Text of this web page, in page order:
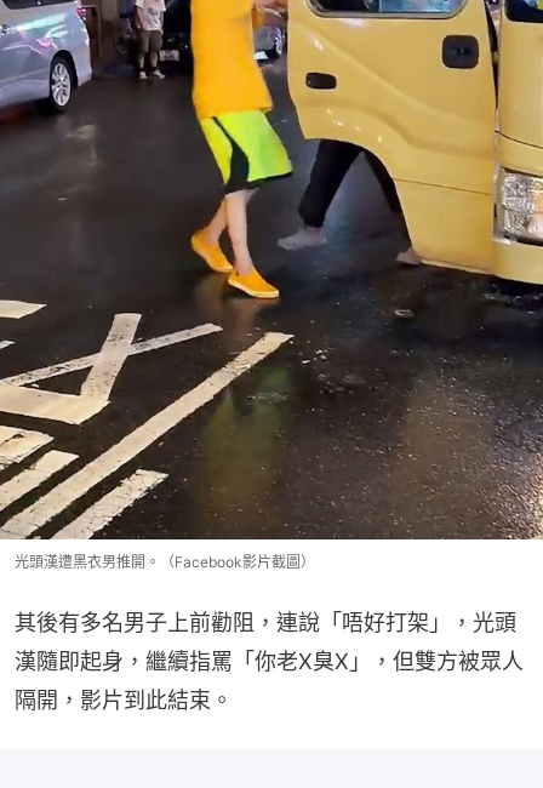
光頭漢遭黑衣男推開。（Facebook影片截圖）
其後有多名男子上前勸阻，連說「唔好打架」，光頭
漢隨即起身，繼續指罵「你老X臭X」，但雙方被眾人
隔開，影片到此結束。